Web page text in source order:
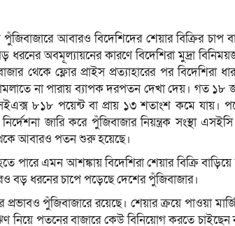
আবারও বিদেশিদের শেয়ার বিক্রির চাপ
অবমূল্যায়নের কারণে বিদেশিরা মুদ্রা
থেকে ফ্লোর প্রাইস প্রত্যাহারের পর বিদেশিরা
না পারায় ব্যাপক দরপতন দেখা দেয়। গত ১৮
৮১৮ পয়েন্ট বা প্রায় ১৩ শতাংশ কমে যায়।
জারি করে পুঁজিবাজার নিয়ন্ত্রক সংস্থা
আবারও পতন শুরু হয়েছে।
এমন আশঙ্কায় বিদেশিরা শেয়ার বিক্রি বাড়িয়ে
বড় ধরনের চাপে পড়েছে দেশের পুঁজিবাজার।
পুঁজিবাজারে রয়েছে। শেয়ার ক্রয়ে পাওয়া
নিয়ে পতনের বাজারে কেউ বিনিয়োগ করতে চাইছেন